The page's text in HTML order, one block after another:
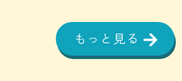
もっと見る